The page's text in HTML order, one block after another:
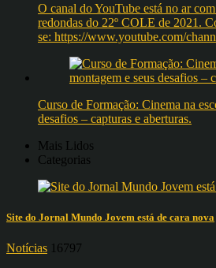
O canal do YouTube está no ar
redondas do 22º COLE de 2021.
se: https://www.youtube.com/
Curso de Formação: Cinema na
desafios – capturas e aberturas.
Mais Lidos
Categorias
Site do Jornal Mundo Jovem está de cara nova
Notícias 16797